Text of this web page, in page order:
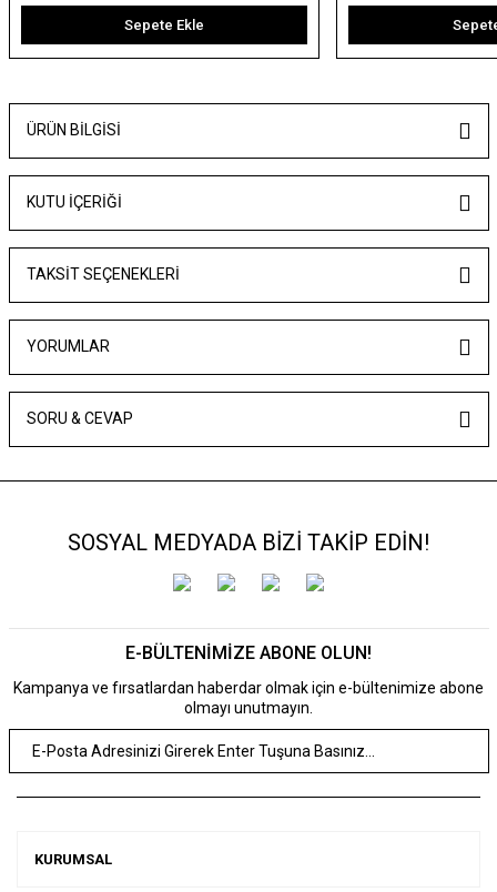
Sepete Ekle
ÜRÜN BILGISI
KUTU İÇERİĞİ
TAKSIT SEÇENEKLERI
YORUMLAR
SORU & CEVAP
SOSYAL MEDYADA BİZİ TAKİP EDİN!
E-BÜLTENİMİZE ABONE OLUN!
Kampanya ve fırsatlardan haberdar olmak için e-bültenimize abone
olmayı unutmayın.
KURUMSAL